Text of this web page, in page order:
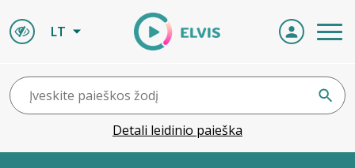
LT
Detali leidinio paieška